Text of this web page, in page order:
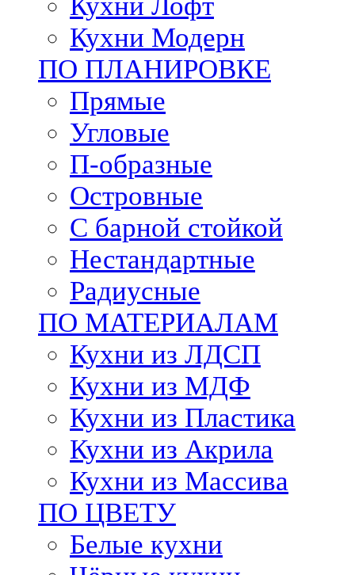
Кухни Модерн
ПО ПЛАНИРОВКЕ
Прямые
Угловые
П-образные
Островные
С барной стойкой
Нестандартные
Радиусные
ПО МАТЕРИАЛАМ
Кухни из ЛДСП
Кухни из МДФ
Кухни из Пластика
Кухни из Акрила
Кухни из Массива
ПО ЦВЕТУ
Белые кухни